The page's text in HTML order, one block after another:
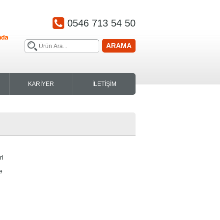
0546 713 54 50
ARAMA
KARİYER İLETİŞİM